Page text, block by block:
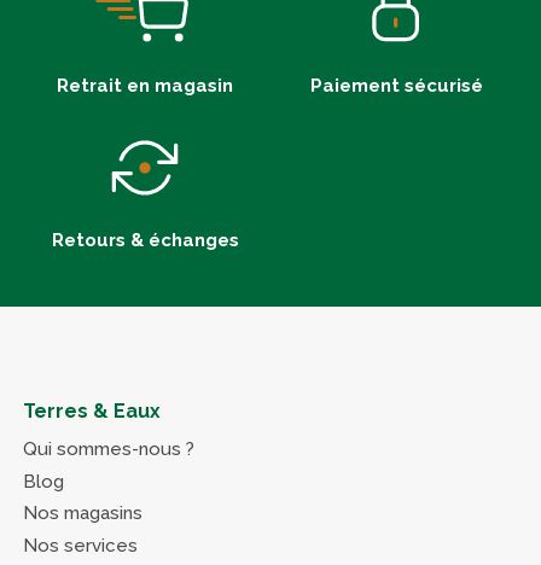
Retrait en magasin Paiement sécurisé
Retours & échanges
Terres & Eaux
Qui sommes-nous ?
Blog
Nos magasins
Nos services